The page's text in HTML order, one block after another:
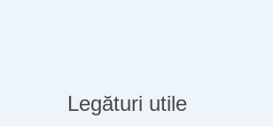
Legături utile